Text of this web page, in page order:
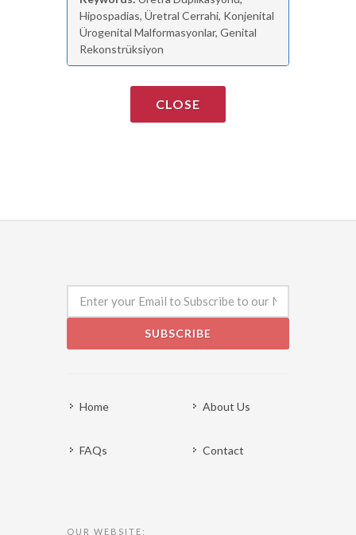
Hipospadias, Üretral Cerrahi, Konjenital
Ürogenital Malformasyonlar, Genital
Rekonstrüksiyon
CLOSE
SUBSCRIBE
Home About Us
FAQs Contact
OUR WEBSITE: